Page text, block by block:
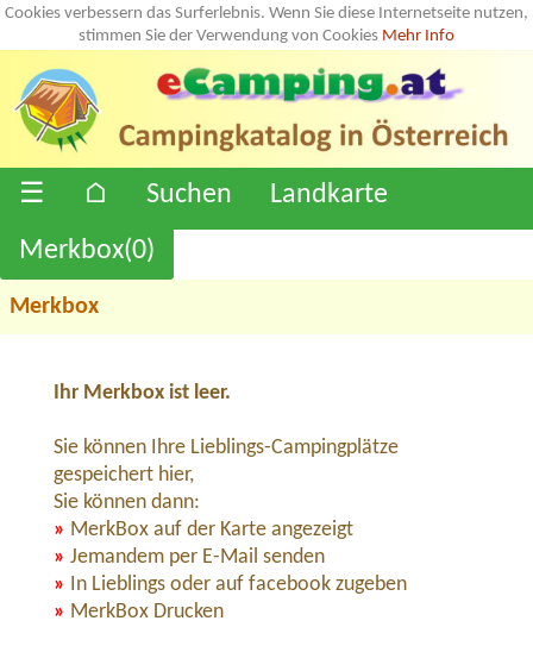
Cookies verbessern das Surferlebnis. Wenn Sie diese Internetseite nutzen,
stimmen Sie der Verwendung von Cookies Mehr Info
☰ ⌂ Suchen
Landkarte
Merkbox(0)
Merkbox
Ihr Merkbox ist leer.
Sie können Ihre Lieblings-Campingplätze
gespeichert hier,
Sie können dann:
» MerkBox auf der Karte angezeigt
» Jemandem per E-Mail senden
» In Lieblings oder auf facebook zugeben
» MerkBox Drucken